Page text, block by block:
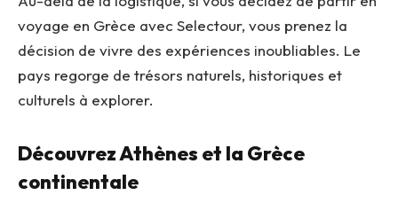
voyage en Grèce avec Selectour, vous prenez la
décision de vivre des expériences inoubliables. Le
pays regorge de trésors naturels, historiques et
culturels à explorer.
Découvrez Athènes et la Grèce
continentale